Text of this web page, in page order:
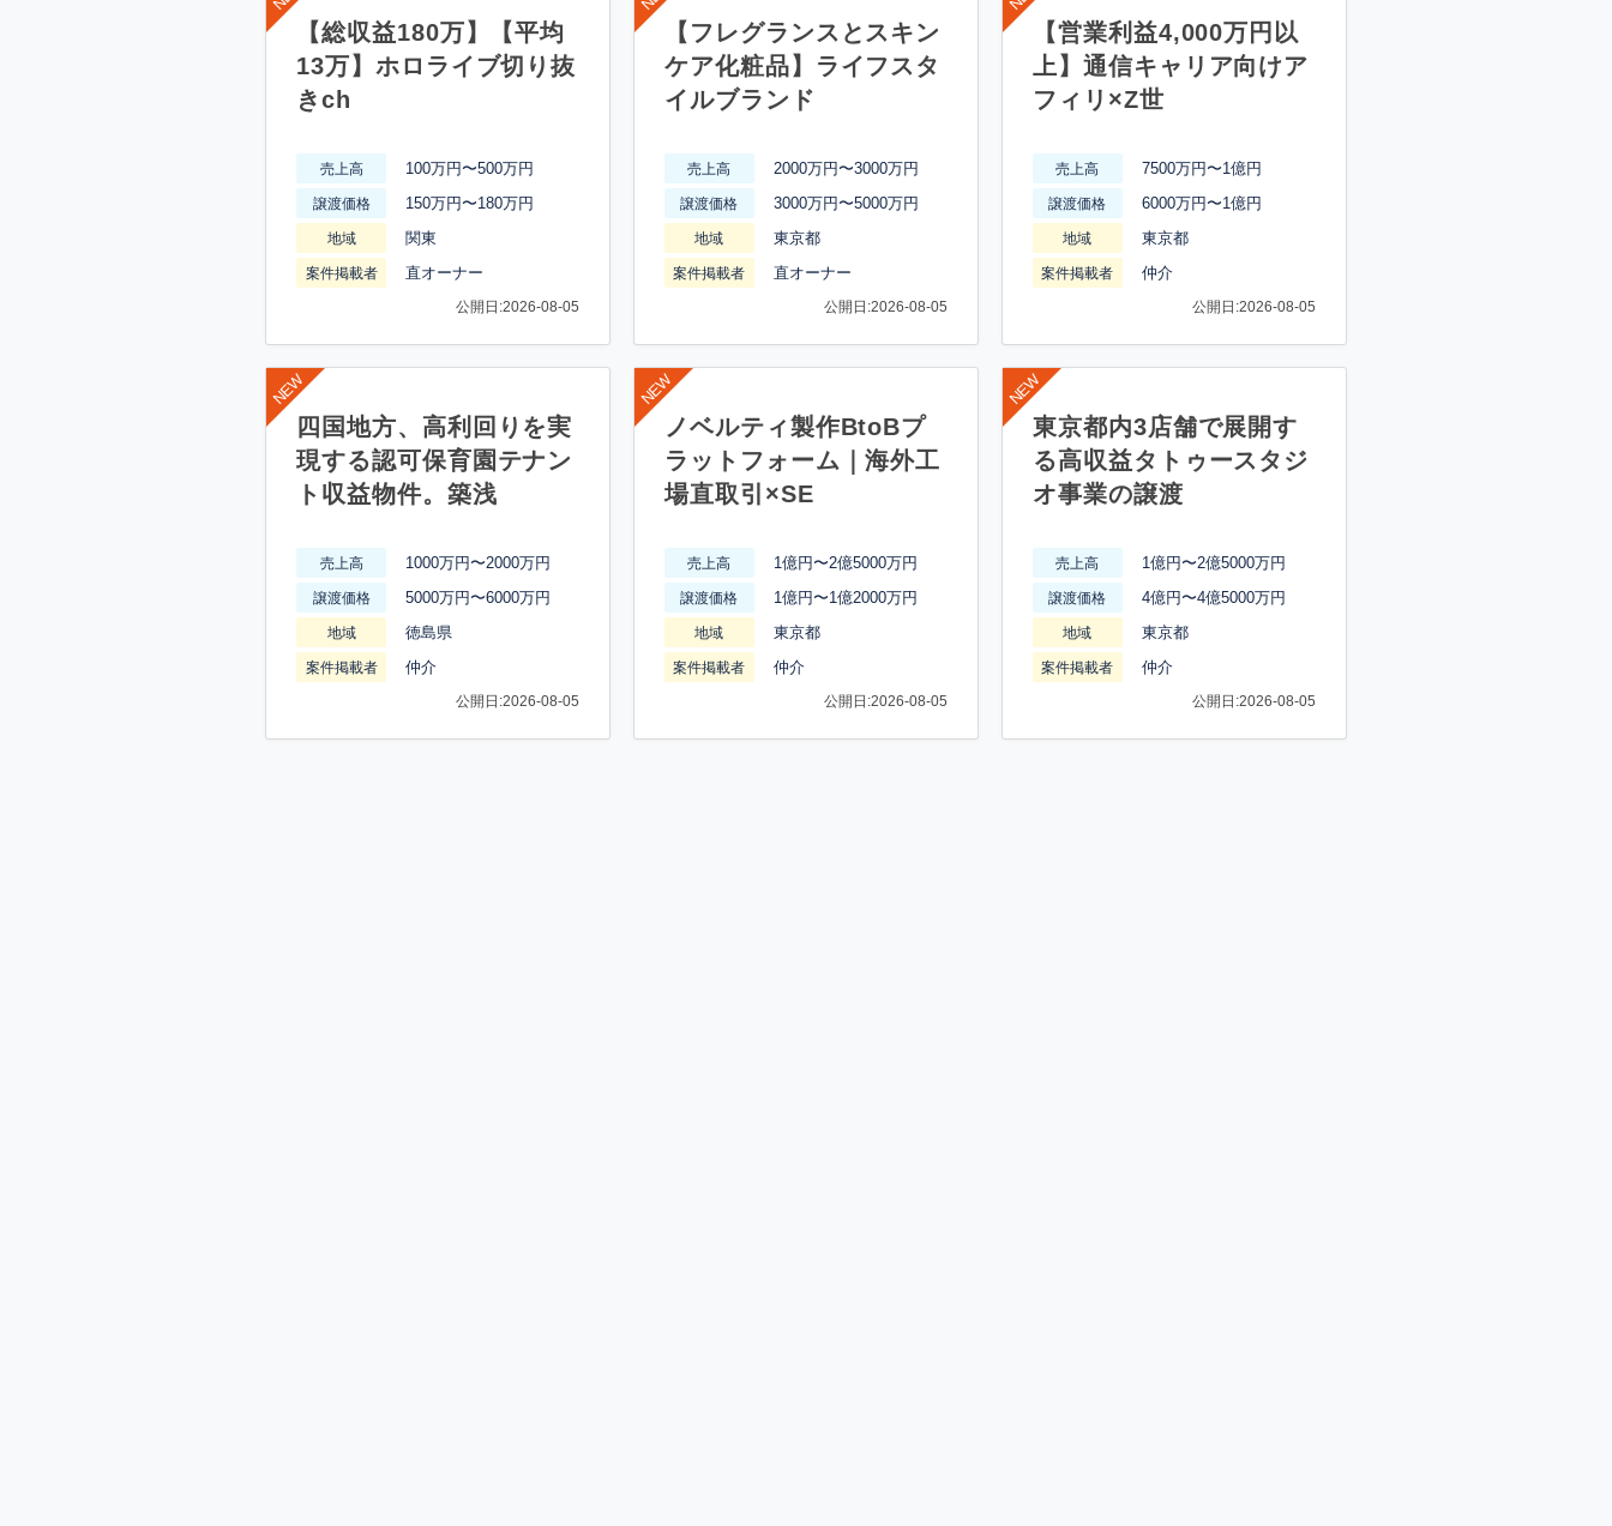
【総収益180万】【平均
13万】ホロライブ切り抜
きch
売上高 100万円〜500万円
譲渡価格 150万円〜180万円
地域 関東
案件掲載者 直オーナー
公開日:2026-08-05
【フレグランスとスキン
ケア化粧品】ライフスタ
イルブランド
売上高 2000万円〜3000万円
譲渡価格 3000万円〜5000万円
地域 東京都
案件掲載者 直オーナー
公開日:2026-08-05
【営業利益4,000万円以
上】通信キャリア向けア
フィリ×Z世
売上高 7500万円〜1億円
譲渡価格 6000万円〜1億円
地域 東京都
案件掲載者 仲介
公開日:2026-08-05
四国地方、高利回りを実
現する認可保育園テナン
ト収益物件。築浅
売上高 1000万円〜2000万円
譲渡価格 5000万円〜6000万円
地域 徳島県
案件掲載者 仲介
公開日:2026-08-05
ノベルティ製作BtoBプ
ラットフォーム｜海外工
場直取引×SE
売上高 1億円〜2億5000万円
譲渡価格 1億円〜1億2000万円
地域 東京都
案件掲載者 仲介
公開日:2026-08-05
東京都内3店舗で展開す
る高収益タトゥースタジ
オ事業の譲渡
売上高 1億円〜2億5000万円
譲渡価格 4億円〜4億5000万円
地域 東京都
案件掲載者 仲介
公開日:2026-08-05